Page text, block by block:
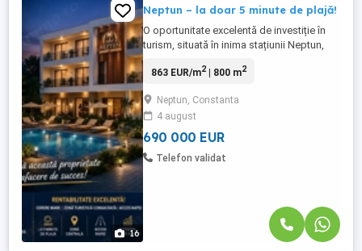
16
Neptun – la doar 5 minute de plajă!
O oportunitate excelentă de investiție în
turism, situată în inima stațiunii Neptun,
potențial imens pentru dezvoltare și
Suprafața terenului: 1500 mp Suprafață
construită totală: 800 mp Structură: Parter
+ 2 etaje Imobilul ...
863 EUR/m2| 800 m2
Neptun, Constanta
4 august
690 000 EUR
Telefon validat